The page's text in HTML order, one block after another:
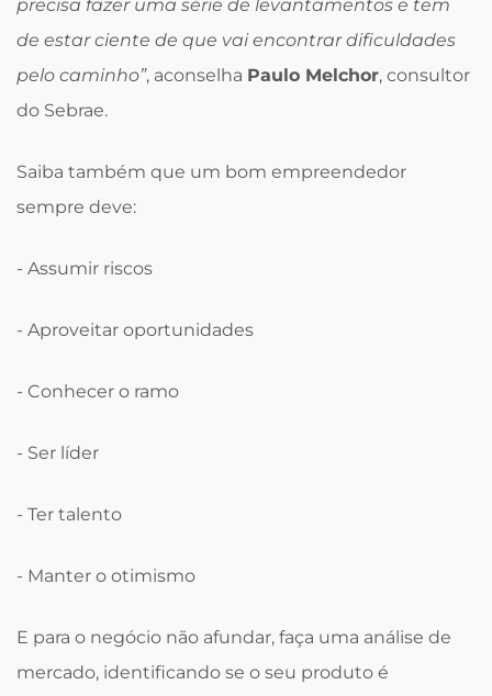
precisa fazer uma série de levantamentos e tem
de estar ciente de que vai encontrar dificuldades
pelo caminho”, aconselha Paulo Melchor, consultor
do Sebrae.
Saiba também que um bom empreendedor
sempre deve:
- Assumir riscos
- Aproveitar oportunidades
- Conhecer o ramo
- Ser líder
- Ter talento
- Manter o otimismo
E para o negócio não afundar, faça uma análise de
mercado, identificando se o seu produto é